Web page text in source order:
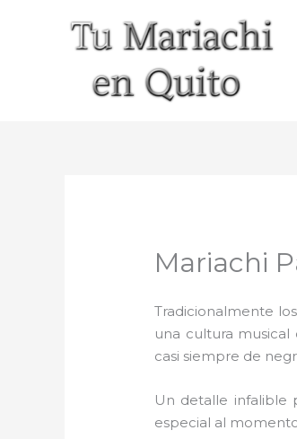
Mariachi
Tradicionalmente
una cultura
casi siempre de
Un detalle infalible
especial al